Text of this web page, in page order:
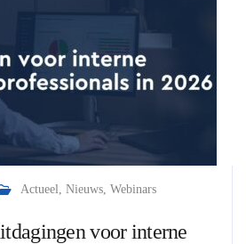
Actueel, Nieuws, Webinars
voor interne